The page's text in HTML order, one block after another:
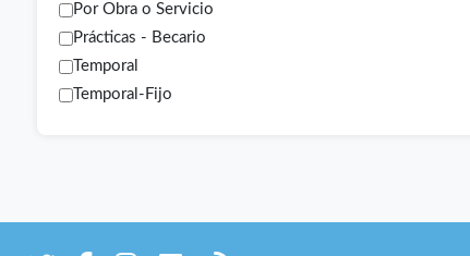
Por Obra o Servicio
Prácticas - Becario
Temporal
Temporal-Fijo